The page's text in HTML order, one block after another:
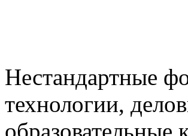
Нестандартные
технологии,
образовательные